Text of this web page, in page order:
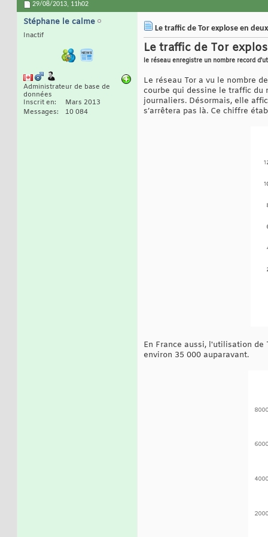
29/08/2013, 11h02
Stéphane le calme
Inactif
Administrateur de base de
données
Inscrit en
Mars 2013
Messages
10 084
Le traffic de Tor explose en
Le traffic de Tor
le réseau enregistre un nombre record
Le réseau Tor a vu le nombre
courbe qui dessine le traffic du
journaliers. Désormais, elle
s’arrêtera pas là. Ce chiffre
En France aussi, l'utilisation de
environ 35 000 auparavant.